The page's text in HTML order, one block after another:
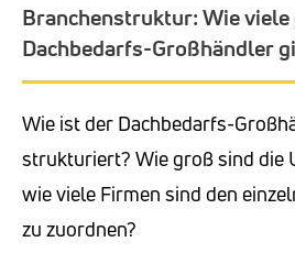
Branchenstruktur: Wie
Dachbedarfs-Großhändler
Wie ist der Dachbedarfs-
strukturiert? Wie groß sind die
wie viele Firmen sind den
zu zuordnen?